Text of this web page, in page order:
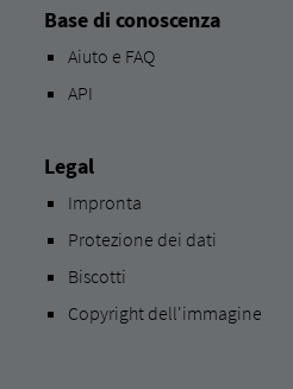
Base di conoscenza
Aiuto e FAQ
API
Legal
Impronta
Protezione dei dati
Biscotti
Copyright dell'immagine